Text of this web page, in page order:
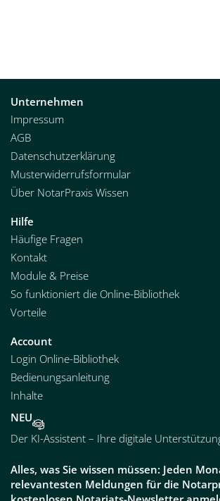
Unternehmen
Impressum
AGB
Datenschutzerklärung
Musterwiderrufsformular
Über NotarPraxis Wissen
Hilfe
Häufige Fragen
Kontakt
Module & Preise
So funktioniert die Online-Bibliothek
Vorteile
Account
Login Online-Bibliothek
Bedienungsanleitung
Inhalte
NEU
Der KI-Assistent – Ihre digitale
Alles, was Sie wissen müssen: Jeden
relevantesten Meldungen für die